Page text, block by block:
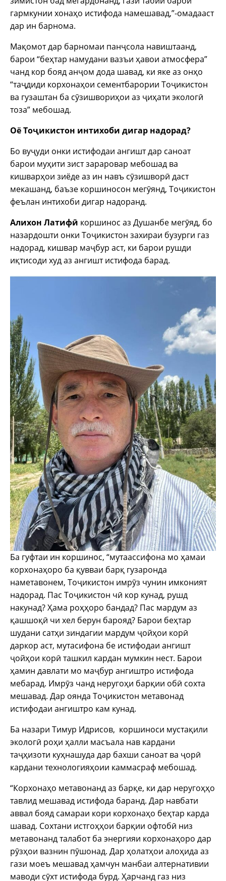
гармкунии хонаҳо истифода намешавад,”-омадааст
дар ин барнома.
Мақомот дар барномаи панҷсола навиштаанд,
барои “беҳтар намудани вазъи ҳавои атмосфера”
чанд кор бояд анҷом дода шавад, ки яке аз онҳо
“таҷдиди корхонаҳои сементбарории Тоҷикистон
ва гузаштан ба сӯзишвориҳои аз ҷиҳати экологӣ
тоза” мебошад.
Оё Тоҷикистон интихоби дигар надорад?
Бо вуҷуди онки истифодаи ангишт дар саноат
барои муҳити зист зараровар мебошад ва
кишварҳои зиёде аз ин навъ сӯзишворӣ даст
мекашанд, баъзе коршиносон мегӯянд, Тоҷикистон
феълан интихоби дигар надоранд.
Алихон Латифӣ коршинос аз Душанбе мегӯяд, бо
назардошти онки Тоҷикистон захираи бузурги газ
надорад, кишвар маҷбур аст, ки барои рушди
иқтисоди худ аз ангишт истифода барад.
Ба гуфтаи ин коршинос, “мутаассифона мо ҳамаи
корхонаҳоро ба қувваи барқ гузаронда
наметавонем, Тоҷикистон имрӯз чунин имконият
надорад. Пас Тоҷикистон чӣ кор кунад, рушд
накунад? Ҳама роҳҳоро бандад? Пас мардум аз
қашшоқӣ чи хел берун барояд? Барои беҳтар
шудани сатҳи зиндагии мардум ҷойҳои корӣ
даркор аст, мутасифона бе истифодаи ангишт
ҷойҳои корӣ ташкил кардан мумкин нест. Барои
ҳамин давлати мо маҷбур ангиштро истифода
мебарад. Имрӯз чанд неругоҳи барқии обӣ сохта
мешавад. Дар оянда Тоҷикистон метавонад
истифодаи ангиштро кам кунад.
Ба назари Тимур Идрисов, коршиноси мустақили
экологӣ роҳи ҳалли масъала нав кардани
таҷҳизоти куҳнашуда дар бахши саноат ва ҷорӣ
кардани технологияҳоии каммасраф мебошад.
“Корхонаҳо метавонанд аз барқе, ки дар неругоҳҳо
тавлид мешавад истифода баранд. Дар навбати
аввал бояд самараи кори корхонаҳо беҳтар карда
шавад. Сохтани истгоҳҳои барқии офтобӣ низ
метавонанд талабот ба энергияи корхонаҳоро дар
рӯзҳои вазнин пӯшонад. Дар ҳолатҳои алоҳида аз
гази моеъ мешавад ҳамчун манбаи алтернативии
маводи сӯхт истифода бурд. Ҳарчанд газ низ